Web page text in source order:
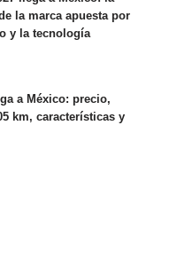
la marca apuesta por
y la tecnología
a México: precio,
km, características y